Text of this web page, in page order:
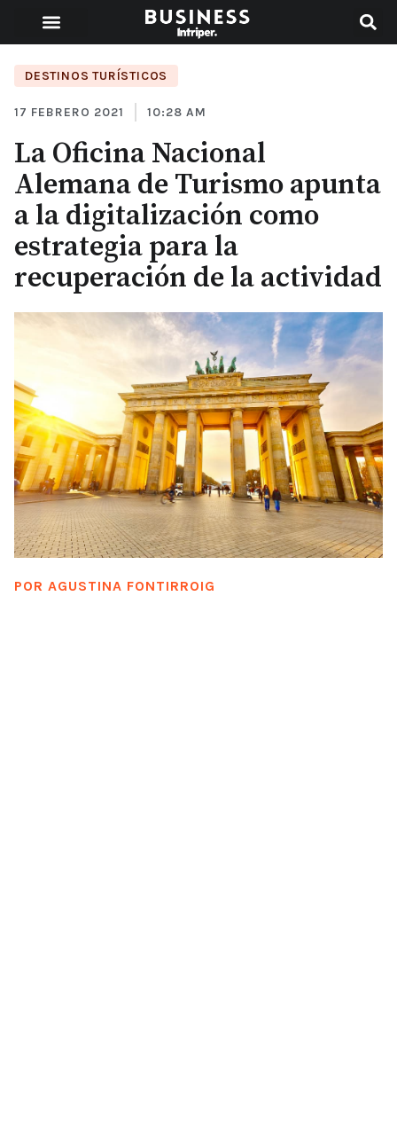
DESTINOS TURÍSTICOS
17 FEBRERO 2021 10:28 AM
La Oficina Nacional
Alemana de Turismo apunta
a la digitalización como
estrategia para la
recuperación de la actividad
POR AGUSTINA FONTIRROIG